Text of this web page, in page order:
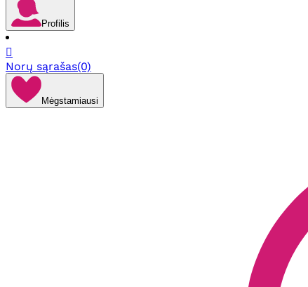
Profilis

Norų sąrašas(0)
Mėgstamiausi